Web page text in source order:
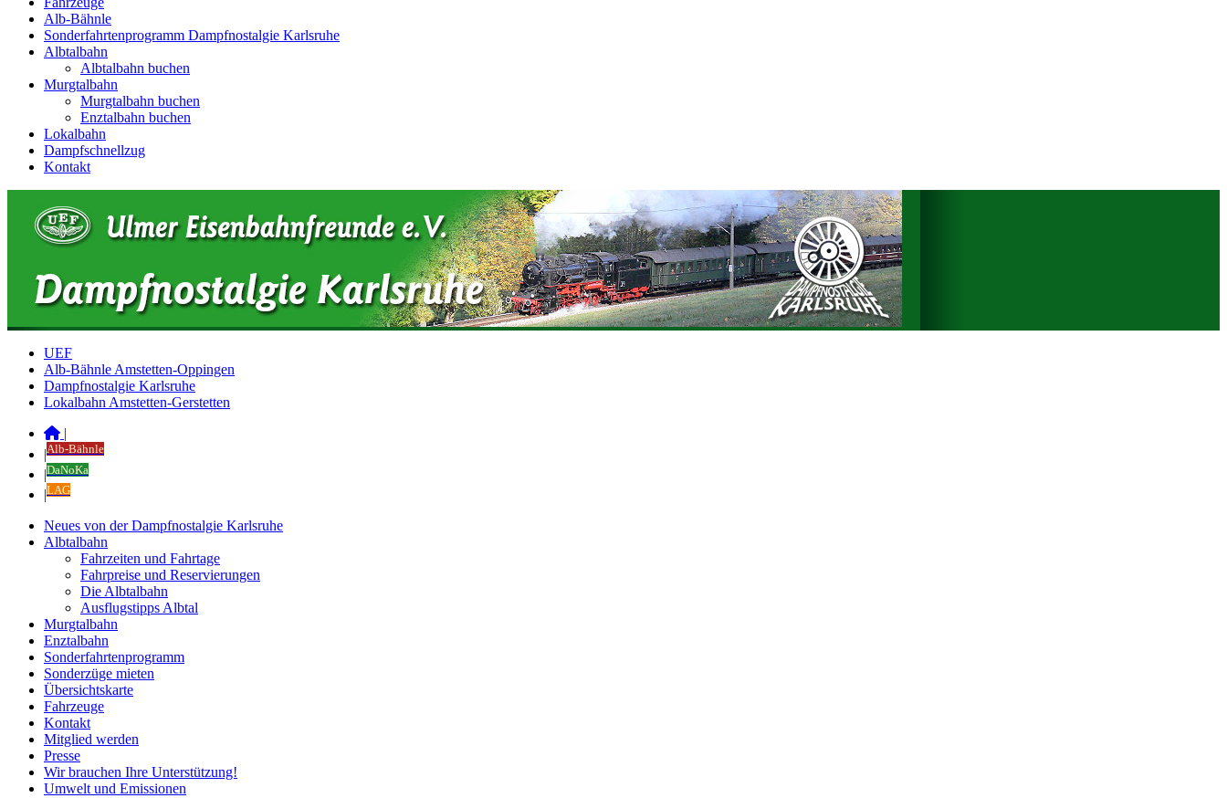
Alb-Bähnle
Sonderfahrtenprogramm Dampfnostalgie Karlsruhe
Albtalbahn
Albtalbahn buchen
Murgtalbahn
Murgtalbahn buchen
Enztalbahn buchen
Lokalbahn
Dampfschnellzug
Kontakt
UEF
Alb-Bähnle Amstetten-Oppingen
Dampfnostalgie Karlsruhe
Lokalbahn Amstetten-Gerstetten
|
|Alb-Bähnle
|DaNoKa
|LAG
Neues von der Dampfnostalgie Karlsruhe
Albtalbahn
Fahrzeiten und Fahrtage
Fahrpreise und Reservierungen
Die Albtalbahn
Ausflugstipps Albtal
Murgtalbahn
Enztalbahn
Sonderfahrtenprogramm
Sonderzüge mieten
Übersichtskarte
Fahrzeuge
Kontakt
Mitglied werden
Presse
Wir brauchen Ihre Unterstützung!
Umwelt und Emissionen